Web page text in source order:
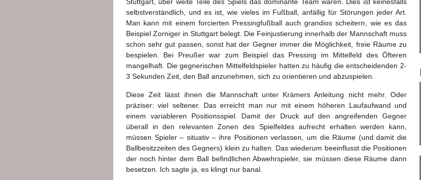
selbstverständlich, und es ist, wie vieles im Fußball, anfällig für Störungen jeder Art.
Man kann mit einem forcierten Pressingfußball auch grandios scheitern, wie es das
Beispiel Zorniger in Stuttgart belegt. Die Feinjustierung innerhalb der Mannschaft muss
schon sehr gut passen, sonst hat der Gegner immer die Möglichkeit, freie Räume zu
bespielen. Bei Preußer war zum Beispiel das Pressing im Mittelfeld des Öfteren
mangelhaft. Die gegnerischen Mittelfeldspieler hatten zu häufig die entscheidenden 2-
3 Sekunden Zeit, den Ball anzunehmen, sich zu orientieren und abzuspielen.
Diese Zeit lässt ihnen die Mannschaft unter Krämers Anleitung nicht mehr. Oder
präziser: viel seltener. Das erreicht man nur mit einem höheren Laufaufwand und
einem variableren Positionsspiel. Damit der Druck auf den angreifenden Gegner
überall in den relevanten Zonen des Spielfeldes aufrecht erhalten werden kann,
müssen Spieler – situativ – ihre Positionen verlassen, um die Räume (und damit die
Ballbesitzzeiten des Gegners) klein zu halten. Das wiederum beeinflusst die Positionen
der noch hinter dem Ball befindlichen Abwehrspieler, sie müssen diese Räume dann
besetzen. Ich sagte ja, es klingt nur banal.